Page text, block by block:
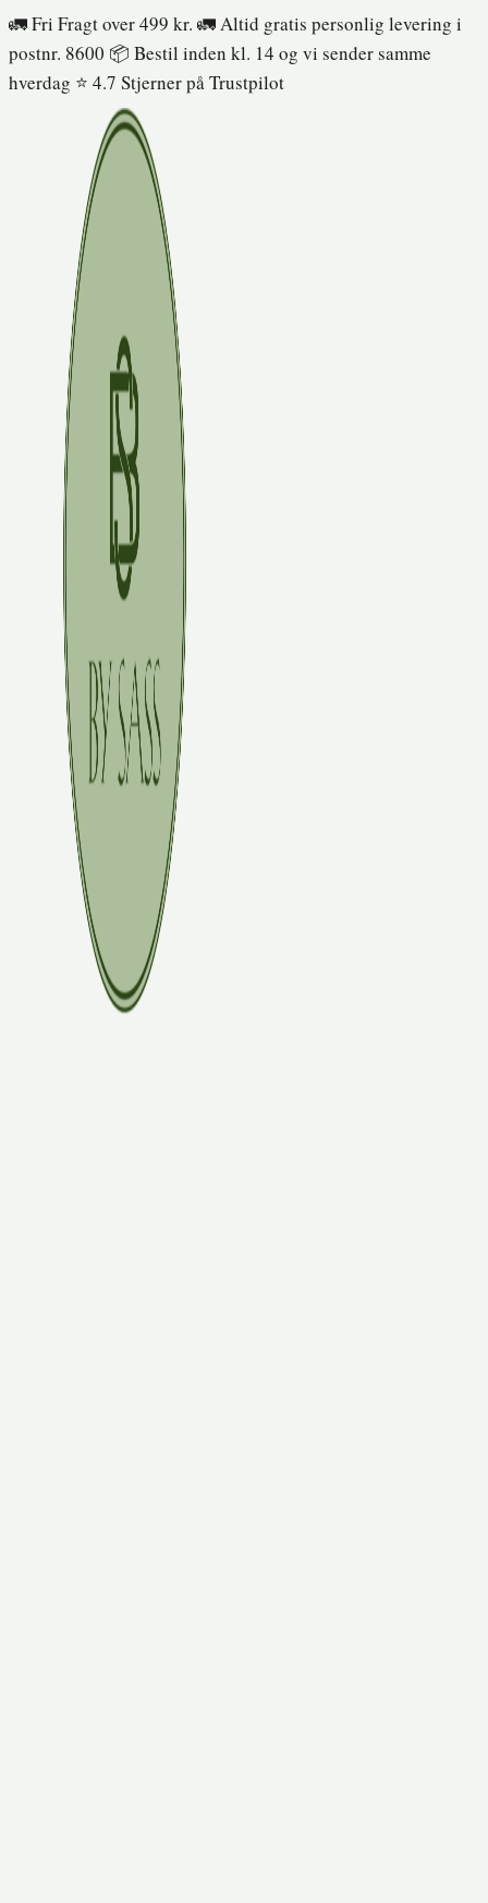
Fortsæt
til
indhold
🚛 Fri Fragt over 499 kr. 🚛 Altid gratis personlig levering i
postnr. 8600 📦 Bestil inden kl. 14 og vi sender samme
hverdag ⭐️ 4.7 Stjerner på Trustpilot